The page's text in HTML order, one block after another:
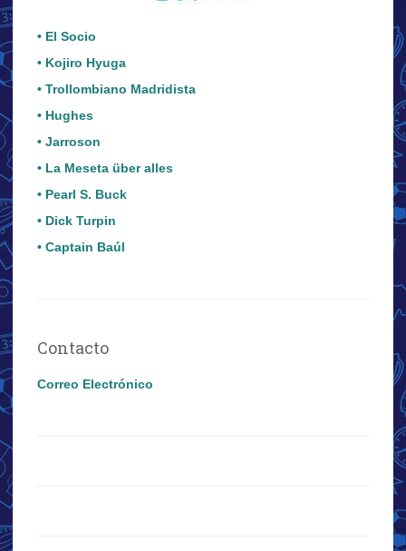
• El Socio
• Kojiro Hyuga
• Trollombiano Madridista
• Hughes
• Jarroson
• La Meseta über alles
• Pearl S. Buck
• Dick Turpin
• Captain Baúl
Contacto
Correo Electrónico